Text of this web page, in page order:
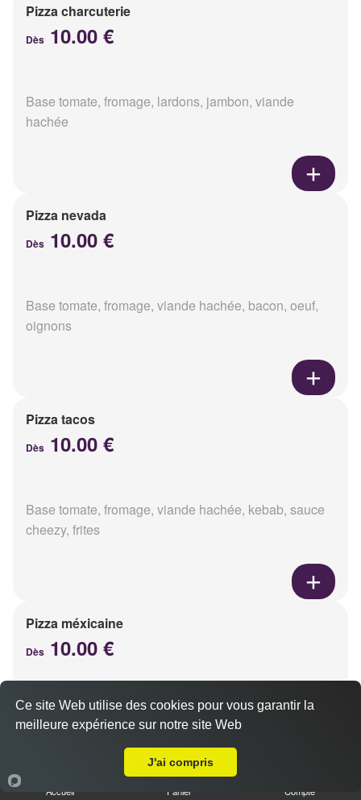
Pizza charcuterie
Dès 10.00 €
Base tomate, fromage, lardons, jambon, viande
hachée
Pizza nevada
Dès 10.00 €
Base tomate, fromage, viande hachée, bacon, oeuf,
oignons
Pizza tacos
Dès 10.00 €
Base tomate, fromage, viande hachée, kebab, sauce
cheezy, frites
Pizza méxicaine
Dès 10.00 €
Base sauce barbecue, fromage, viande hachée,
chorizo, poivrons
Accueil Panier Compte
Ce site Web utilise des cookies pour vous garantir la
meilleure expérience sur notre site Web
J'ai compris